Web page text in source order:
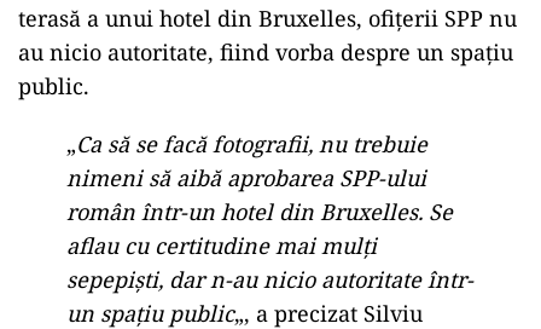
terasă a unui hotel din Bruxelles, ofițerii SPP nu
au nicio autoritate, fiind vorba despre un spațiu
public.
„Ca să se facă fotografii, nu trebuie
nimeni să aibă aprobarea SPP-ului
român într-un hotel din Bruxelles. Se
aflau cu certitudine mai mulți
sepepiști, dar n-au nicio autoritate într-
un spațiu public„, a precizat Silviu